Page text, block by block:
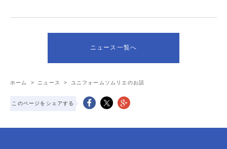
ニュース一覧へ
ホーム > ニュース > ユニフォームソムリエのお話
このページをシェアする